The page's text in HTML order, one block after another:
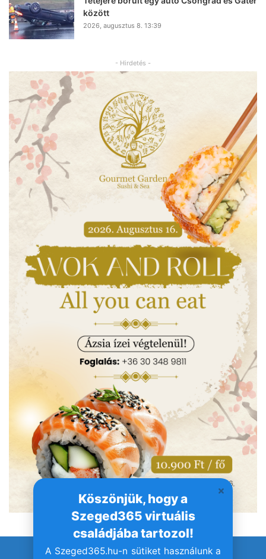
Köszönjük, hogy a
Szeged365 virtuális
családjába tartozol!
A Szeged365.hu-n sütiket használunk a
között
2026, augusztus 8. 13:39
- Hirdetés -